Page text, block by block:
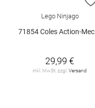
Lego Ninjago
71854 Coles Action-Mech und Drache.. V29
29,99 €
inkl. MwSt. zzgl. Versand